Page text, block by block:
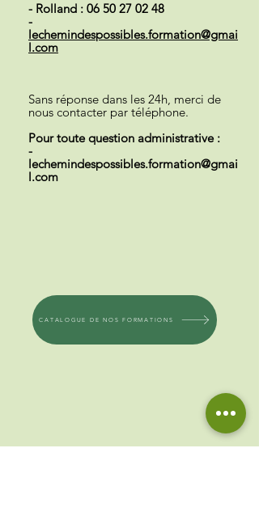
- Rolland : 06 50 27 02 48
-
lechemindespossibles.formation@gmai
l.com
Sans réponse dans les 24h, merci de
nous contacter par téléphone.
Pour toute question administrative :
-
lechemindespossibles.formation@gmai
l.com
CATALOGUE DE NOS FORMATIONS